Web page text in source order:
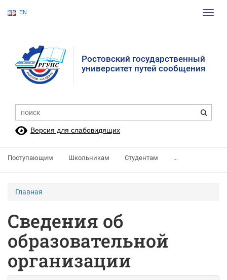
EN
Ростовский государственный
университет путей сообщения
Версия для слабовидящих
Поступающим Школьникам Студентам ...
Главная
Сведения об
образовательной
организации